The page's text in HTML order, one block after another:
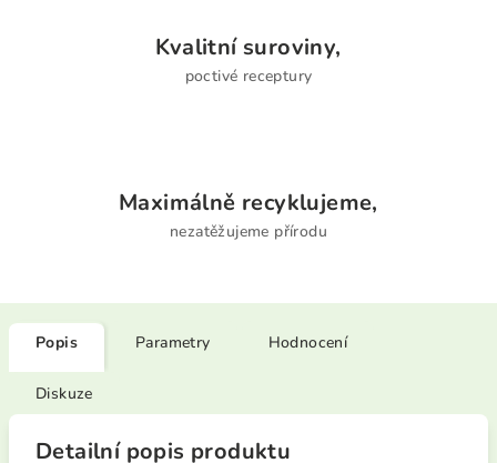
Kvalitní suroviny,
poctivé receptury
Maximálně recyklujeme,
nezatěžujeme přírodu
Popis Parametry Hodnocení
Diskuze
Detailní popis produktu